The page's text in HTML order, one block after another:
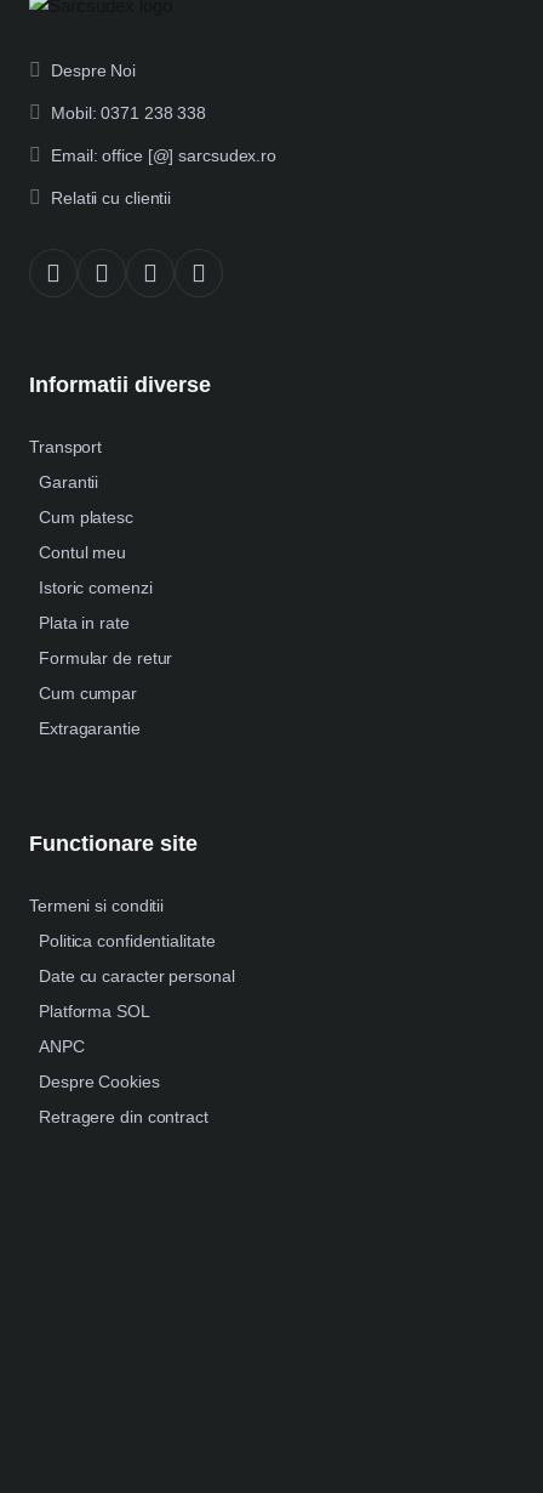
Despre Noi
Mobil: 0371 238 338
Email: office [@] sarcsudex.ro
Relatii cu clientii
Informatii diverse
Transport
Garantii
Cum platesc
Contul meu
Istoric comenzi
Plata in rate
Formular de retur
Cum cumpar
Extragarantie
Functionare site
Termeni si conditii
Politica confidentialitate
Date cu caracter personal
Platforma SOL
ANPC
Despre Cookies
Retragere din contract